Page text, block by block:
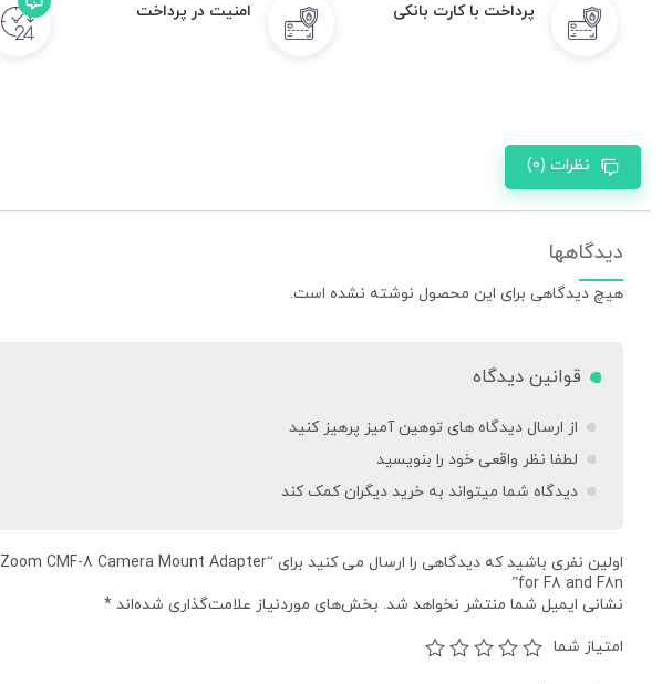
پرداخت با کارت بانکی امنیت در پرداخت
نظرات (0)
دیدگاهها
هیچ دیدگاهی برای این محصول نوشته نشده است.
قوانین دیدگاه
از ارسال دیدگاه های توهین آمیز پرهیز کنید
لطفا نظر واقعی خود را بنویسید
دیدگاه شما میتواند به خرید دیگران کمک کند
اولین نفری باشید که دیدگاهی را ارسال می کنید برای “Zoom CMF-8 Camera Mount Adapter
for F8 and F8n”
نشانی ایمیل شما منتشر نخواهد شد. بخش‌های موردنیاز علامت‌گذاری شده‌اند *
امتیاز شما